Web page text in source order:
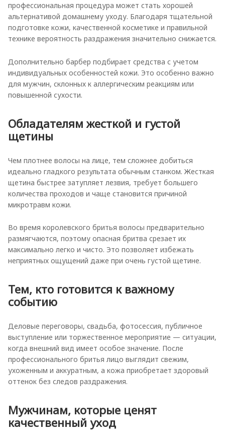
профессиональная процедура может стать хорошей
альтернативой домашнему уходу. Благодаря тщательной
подготовке кожи, качественной косметике и правильной
технике вероятность раздражения значительно снижается.
Дополнительно барбер подбирает средства с учетом
индивидуальных особенностей кожи. Это особенно важно
для мужчин, склонных к аллергическим реакциям или
повышенной сухости.
Обладателям жесткой и густой
щетины
Чем плотнее волосы на лице, тем сложнее добиться
идеально гладкого результата обычным станком. Жесткая
щетина быстрее затупляет лезвия, требует большего
количества проходов и чаще становится причиной
микротравм кожи.
Во время королевского бритья волосы предварительно
размягчаются, поэтому опасная бритва срезает их
максимально легко и чисто. Это позволяет избежать
неприятных ощущений даже при очень густой щетине.
Тем, кто готовится к важному
событию
Деловые переговоры, свадьба, фотосессия, публичное
выступление или торжественное мероприятие — ситуации,
когда внешний вид имеет особое значение. После
профессионального бритья лицо выглядит свежим,
ухоженным и аккуратным, а кожа приобретает здоровый
оттенок без следов раздражения.
Мужчинам, которые ценят
качественный уход